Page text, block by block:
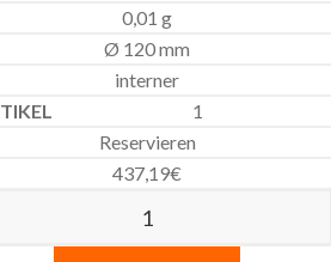
0,01 g
Ø 120 mm
interner
1
Reservieren
437,19€